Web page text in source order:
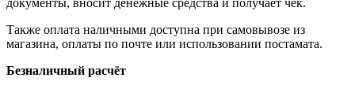
документы, вносит денежные средства и получает чек.
Также оплата наличными доступна при самовывозе из
магазина, оплаты по почте или использовании постамата.
Безналичный расчёт